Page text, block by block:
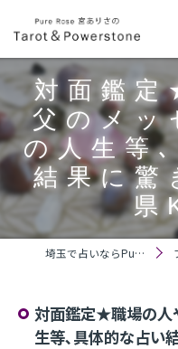
対面鑑
父のメッ
の人生等
結果に
県
埼玉で占いならPure Rose 宮ありさのTarot＆Powerstone
対面鑑定★職場の人
生等､具体的な占い